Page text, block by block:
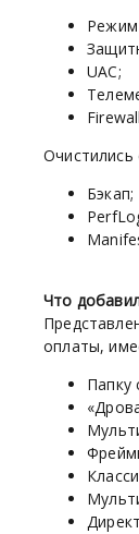
Режим
UAC;
Очистились
Бэкап;
Что
оплаты,
Папку